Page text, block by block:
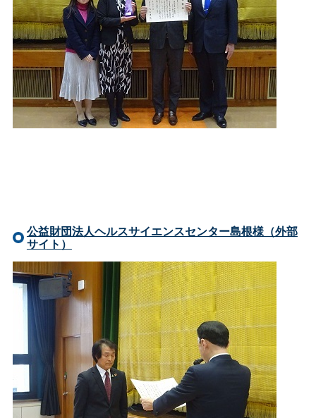
公益財団法人ヘルスサイエンスセンター島根様（外部
サイト）